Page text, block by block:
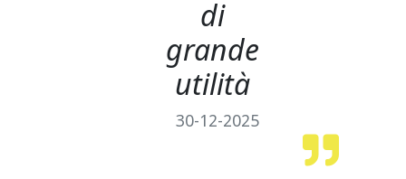
di
grande
utilità
30-12-2025